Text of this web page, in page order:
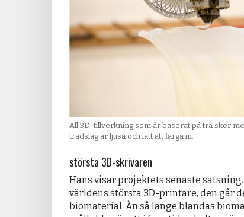
All 3D-tillverkning som är baserat på trä sker
trädslag är ljusa och lätt att färga in.
största 3D-skrivaren
Hans visar projektets senaste
världens största 3D-printare, den går
biomaterial. Än så länge blandas